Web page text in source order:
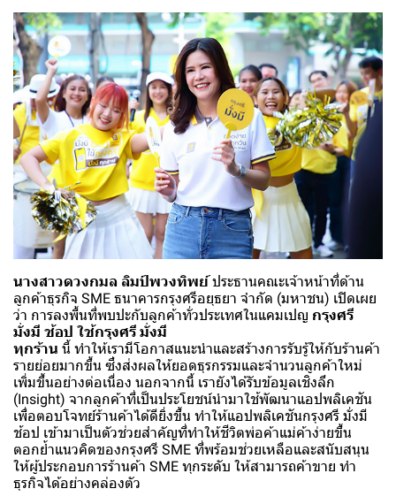
นางสาวดวงกมล ลิมป์พวงทิพย์ประธานคณะเจ้าหน้าที่ด้าน
ลูกค้าธุรกิจ SME ธนาคารกรุงศรีอยุธยา จำกัด (มหาชน) เปิดเผย
ว่า การลงพื้นที่พบปะกับลูกค้าทั่วประเทศในแคมเปญ กรุงศรี
มั่งมี ช้อป ใช้กรุงศรี มั่งมี
ทุกร้าน นี้ ทำให้เรามีโอกาสแนะนำและสร้างการรับรู้ให้กับร้านค้า
รายย่อยมากขึ้น ซึ่งส่งผลให้ยอดธุรกรรมและจำนวนลูกค้าใหม่
เพิ่มขึ้นอย่างต่อเนื่อง นอกจากนี้ เรายังได้รับข้อมูลเชิงลึก
(Insight) จากลูกค้าที่เป็นประโยชน์นำมาใช้พัฒนาแอปพลิเคชัน
เพื่อตอบโจทย์ร้านค้าได้ดียิ่งขึ้น ทำให้แอปพลิเคชันกรุงศรี มั่งมี
ช้อป เข้ามาเป็นตัวช่วยสำคัญที่ทำให้ชีวิตพ่อค้าแม่ค้าง่ายขึ้น
ตอกย้ำแนวคิดของกรุงศรี SME ที่พร้อมช่วยเหลือและสนับสนุน
ให้ผู้ประกอบการร้านค้า SME ทุกระดับ ให้สามารถค้าขาย ทำ
ธุรกิจได้อย่างคล่องตัว